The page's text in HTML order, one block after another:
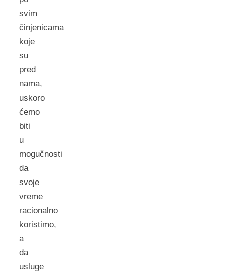
svim
činjenicama
koje
su
pred
nama,
uskoro
ćemo
biti
u
mogučnosti
da
svoje
vreme
racionalno
koristimo,
a
da
usluge